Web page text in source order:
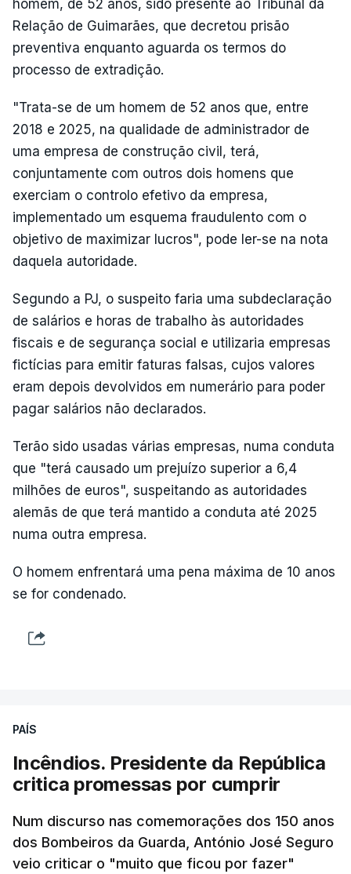
homem, de 52 anos, sido presente ao Tribunal da
Relação de Guimarães, que decretou prisão
preventiva enquanto aguarda os termos do
processo de extradição.
"Trata-se de um homem de 52 anos que, entre
2018 e 2025, na qualidade de administrador de
uma empresa de construção civil, terá,
conjuntamente com outros dois homens que
exerciam o controlo efetivo da empresa,
implementado um esquema fraudulento com o
objetivo de maximizar lucros", pode ler-se na nota
daquela autoridade.
Segundo a PJ, o suspeito faria uma subdeclaração
de salários e horas de trabalho às autoridades
fiscais e de segurança social e utilizaria empresas
fictícias para emitir faturas falsas, cujos valores
eram depois devolvidos em numerário para poder
pagar salários não declarados.
Terão sido usadas várias empresas, numa conduta
que "terá causado um prejuízo superior a 6,4
milhões de euros", suspeitando as autoridades
alemãs de que terá mantido a conduta até 2025
numa outra empresa.
O homem enfrentará uma pena máxima de 10 anos
se for condenado.
PAÍS
Incêndios. Presidente da República
critica promessas por cumprir
Num discurso nas comemorações dos 150 anos
dos Bombeiros da Guarda, António José Seguro
veio criticar o "muito que ficou por fazer"